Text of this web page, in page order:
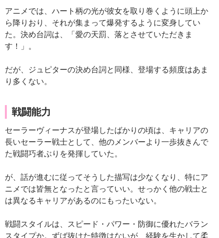
アニメでは、ハート柄の光が彼女を取り巻くように頭上か
ら降りおり、それが集まって爆発するように変身してい
た。決め台詞は、「愛の天罰、落とさせていただきま
す！」。
だが、ジュピターの決め台詞と同様、登場する頻度はあま
り多くない。
戦闘能力
セーラーヴィーナスが登場したばかりの頃は、キャリアの
長いセーラー戦士として、他のメンバーより一歩抜きんで
た戦闘巧者ぶりを発揮していた。
が、話が進むに従ってそうした描写は少なくなり、特にア
ニメでは皆無となったと言っていい。せっかく他の戦士と
は異なるキャリアがあるのにもったいない。
戦闘スタイルは、スピード・パワー・防御に優れたバラン
スタイプか。ずば抜けた特徴はないが、経験を生かして柔